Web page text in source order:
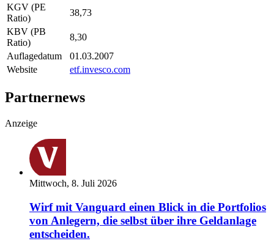
KGV (PE
Ratio)
38,73
KBV (PB
Ratio)
8,30
Auflagedatum
01.03.2007
Website
etf.invesco.com
Partnernews
Anzeige
Mittwoch, 8. Juli 2026
Wirf mit Vanguard einen Blick in die Portfolios
von Anlegern, die selbst über ihre Geldanlage
entscheiden.